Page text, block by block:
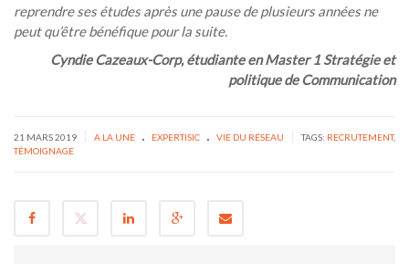
reprendre ses études après une pause de plusieurs années ne
peut qu’être bénéfique pour la suite.
Cyndie Cazeaux-Corp, étudiante enMaster 1 Stratégie et
politique de Communication
21 MARS 2019 A LA UNE . EXPERTISIC . VIE DU RÉSEAU TAGS: RECRUTEMENT,
TÉMOIGNAGE